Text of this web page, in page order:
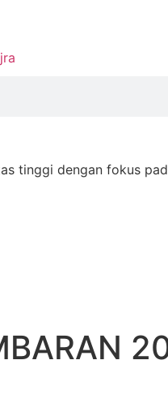
tinggi dengan fokus